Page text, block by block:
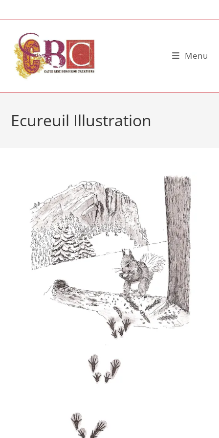
to
Menu
Ecureuil Illustration